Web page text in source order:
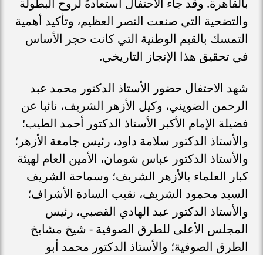
والتضحية التي صنعت النصر العظيم، وتأكيد أهمية
التمسك بالقيم الوطنية التي كانت حجر الأساس
في تحقيق هذا الإنجاز التاريخي.
شهد الاحتفال حضور الأستاذ الدكتور محمد عبد
الرحمن الضويني، وكيل الأزهر الشريف، نائبا عن
فضيلة الإمام الأكبر الأستاذ الدكتور أحمد الطيب؛
والأستاذ الدكتور سلامة داود، رئيس جامعة الأزهر؛
والأستاذ الدكتور عباس شومان، الأمين العام لهيئة
كبار العلماء بالأزهر الشريف؛ وسماحة الشريف
السيد محمود الشريف، نقيب السادة الأشراف؛
والأستاذ الدكتور عبد الهادي القصبي، رئيس
المجلس الأعلى للطرق الصوفية - شيخ مشايخ
الطرق الصوفية؛ والأستاذ الدكتور محمد أبو